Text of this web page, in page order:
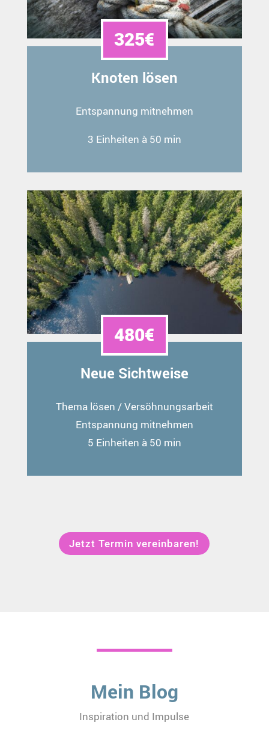
325€
Knoten lösen
Entspannung mitnehmen
3 Einheiten à 50 min
480€
Neue Sichtweise
Thema lösen / Versöhnungsarbeit
Entspannung mitnehmen
5 Einheiten à 50 min
Jetzt Termin vereinbaren!
Mein Blog
Inspiration und Impulse